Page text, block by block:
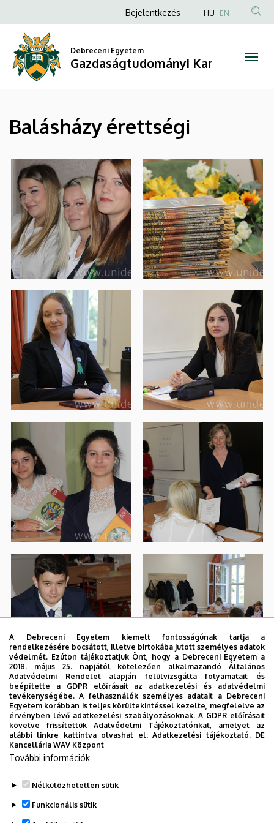
Gazdaságtudományi
Kar
a
tartalomra
Anonim
fiók
menüje
Bejelentkezés HU EN
Debreceni Egyetem
Gazdaságtudományi Kar
Balásházy érettségi
A Debreceni Egyetem kiemelt fontosságúnak tartja a
rendelkezésére bocsátott, illetve birtokába jutott személyes adatok
védelmét. Ezúton tájékoztatjuk Önt, hogy a Debreceni Egyetem a
2018. május 25. napjától kötelezően alkalmazandó Általános
Adatvédelmi Rendelet alapján felülvizsgálta folyamatait és
beépítette a GDPR előírásait az adatkezelési és adatvédelmi
tevékenységébe. A felhasználók személyes adatait a Debreceni
Egyetem korábban is teljes körültekintéssel kezelte, megfelelve az
érvényben lévő adatkezelési szabályozásoknak. A GDPR előírásait
követve frissítettük Adatvédelmi Tájékoztatónkat, amelyet az
alábbi linkre kattintva olvashat el:Adatkezelési tájékoztató. DE
Kancellária WAV Központ
További információk
Nélkülözhetetlen sütik
Funkcionális sütik